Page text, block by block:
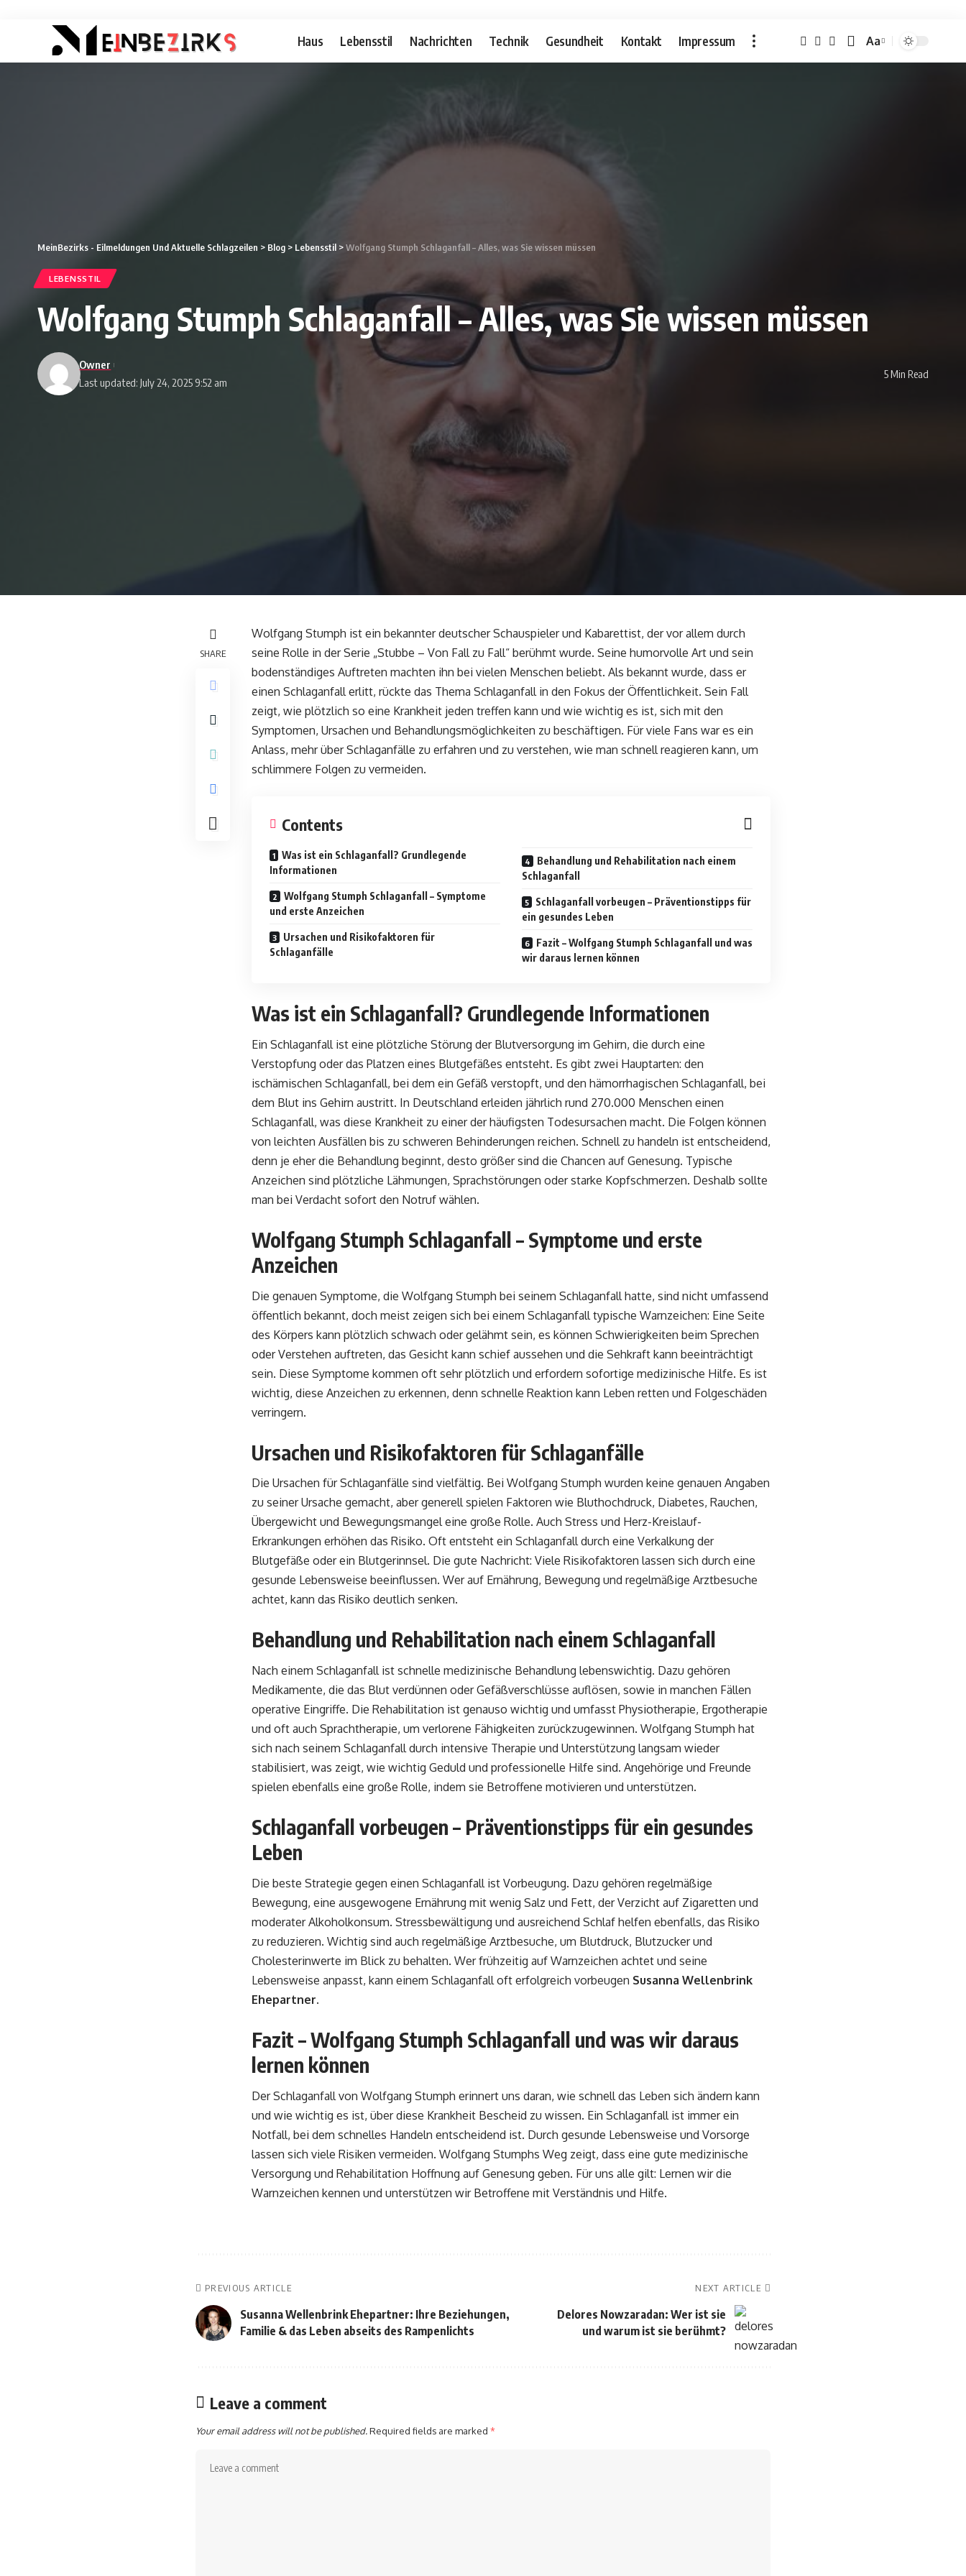
Haus Lebensstil Nachrichten Technik Gesundheit Kontakt Impressum
Font
Aa
MeinBezirks - Eilmeldungen Und Aktuelle Schlagzeilen > Blog > Lebensstil >Wolfgang Stumph Schlaganfall – Alles, was Sie wissen müssen
LEBENSSTIL
Wolfgang Stumph Schlaganfall – Alles, was Sie wissen müssen
Last updated: July 24, 2025 9:52 am
Owner
5 Min Read
SHARE
Wolfgang Stumph ist ein bekannter deutscher Schauspieler und Kabarettist, der vor allem durch
seine Rolle in der Serie „Stubbe – Von Fall zu Fall“ berühmt wurde. Seine humorvolle Art und sein
bodenständiges Auftreten machten ihn bei vielen Menschen beliebt. Als bekannt wurde, dass er
einen Schlaganfall erlitt, rückte das Thema Schlaganfall in den Fokus der Öffentlichkeit. Sein Fall
zeigt, wie plötzlich so eine Krankheit jeden treffen kann und wie wichtig es ist, sich mit den
Symptomen, Ursachen und Behandlungsmöglichkeiten zu beschäftigen. Für viele Fans war es ein
Anlass, mehr über Schlaganfälle zu erfahren und zu verstehen, wie man schnell reagieren kann, um
schlimmere Folgen zu vermeiden.
Contents
Was ist ein Schlaganfall? Grundlegende
Informationen
Wolfgang Stumph Schlaganfall – Symptome
und erste Anzeichen
Ursachen und Risikofaktoren für
Schlaganfälle
Behandlung und Rehabilitation nach einem
Schlaganfall
Schlaganfall vorbeugen – Präventionstipps für
ein gesundes Leben
Fazit – Wolfgang Stumph Schlaganfall und was
wir daraus lernen können
Was ist ein Schlaganfall? Grundlegende Informationen
Ein Schlaganfall ist eine plötzliche Störung der Blutversorgung im Gehirn, die durch eine
Verstopfung oder das Platzen eines Blutgefäßes entsteht. Es gibt zwei Hauptarten: den
ischämischen Schlaganfall, bei dem ein Gefäß verstopft, und den hämorrhagischen Schlaganfall, bei
dem Blut ins Gehirn austritt. In Deutschland erleiden jährlich rund 270.000 Menschen einen
Schlaganfall, was diese Krankheit zu einer der häufigsten Todesursachen macht. Die Folgen können
von leichten Ausfällen bis zu schweren Behinderungen reichen. Schnell zu handeln ist entscheidend,
denn je eher die Behandlung beginnt, desto größer sind die Chancen auf Genesung. Typische
Anzeichen sind plötzliche Lähmungen, Sprachstörungen oder starke Kopfschmerzen. Deshalb sollte
man bei Verdacht sofort den Notruf wählen.
Wolfgang Stumph Schlaganfall – Symptome und erste
Anzeichen
Die genauen Symptome, die Wolfgang Stumph bei seinem Schlaganfall hatte, sind nicht umfassend
öffentlich bekannt, doch meist zeigen sich bei einem Schlaganfall typische Warnzeichen: Eine Seite
des Körpers kann plötzlich schwach oder gelähmt sein, es können Schwierigkeiten beim Sprechen
oder Verstehen auftreten, das Gesicht kann schief aussehen und die Sehkraft kann beeinträchtigt
sein. Diese Symptome kommen oft sehr plötzlich und erfordern sofortige medizinische Hilfe. Es ist
wichtig, diese Anzeichen zu erkennen, denn schnelle Reaktion kann Leben retten und Folgeschäden
verringern.
Ursachen und Risikofaktoren für Schlaganfälle
Die Ursachen für Schlaganfälle sind vielfältig. Bei Wolfgang Stumph wurden keine genauen Angaben
zu seiner Ursache gemacht, aber generell spielen Faktoren wie Bluthochdruck, Diabetes, Rauchen,
Übergewicht und Bewegungsmangel eine große Rolle. Auch Stress und Herz-Kreislauf-
Erkrankungen erhöhen das Risiko. Oft entsteht ein Schlaganfall durch eine Verkalkung der
Blutgefäße oder ein Blutgerinnsel. Die gute Nachricht: Viele Risikofaktoren lassen sich durch eine
gesunde Lebensweise beeinflussen. Wer auf Ernährung, Bewegung und regelmäßige Arztbesuche
achtet, kann das Risiko deutlich senken.
Behandlung und Rehabilitation nach einem Schlaganfall
Nach einem Schlaganfall ist schnelle medizinische Behandlung lebenswichtig. Dazu gehören
Medikamente, die das Blut verdünnen oder Gefäßverschlüsse auflösen, sowie in manchen Fällen
operative Eingriffe. Die Rehabilitation ist genauso wichtig und umfasst Physiotherapie, Ergotherapie
und oft auch Sprachtherapie, um verlorene Fähigkeiten zurückzugewinnen. Wolfgang Stumph hat
sich nach seinem Schlaganfall durch intensive Therapie und Unterstützung langsam wieder
stabilisiert, was zeigt, wie wichtig Geduld und professionelle Hilfe sind. Angehörige und Freunde
spielen ebenfalls eine große Rolle, indem sie Betroffene motivieren und unterstützen.
Schlaganfall vorbeugen – Präventionstipps für ein gesundes
Leben
Die beste Strategie gegen einen Schlaganfall ist Vorbeugung. Dazu gehören regelmäßige
Bewegung, eine ausgewogene Ernährung mit wenig Salz und Fett, der Verzicht auf Zigaretten und
moderater Alkoholkonsum. Stressbewältigung und ausreichend Schlaf helfen ebenfalls, das Risiko
zu reduzieren. Wichtig sind auch regelmäßige Arztbesuche, um Blutdruck, Blutzucker und
Cholesterinwerte im Blick zu behalten. Wer frühzeitig auf Warnzeichen achtet und seine
Lebensweise anpasst, kann einem Schlaganfall oft erfolgreich vorbeugen Susanna Wellenbrink
Ehepartner.
Fazit – Wolfgang Stumph Schlaganfall und was wir daraus
lernen können
Der Schlaganfall von Wolfgang Stumph erinnert uns daran, wie schnell das Leben sich ändern kann
und wie wichtig es ist, über diese Krankheit Bescheid zu wissen. Ein Schlaganfall ist immer ein
Notfall, bei dem schnelles Handeln entscheidend ist. Durch gesunde Lebensweise und Vorsorge
lassen sich viele Risiken vermeiden. Wolfgang Stumphs Weg zeigt, dass eine gute medizinische
Versorgung und Rehabilitation Hoffnung auf Genesung geben. Für uns alle gilt: Lernen wir die
Warnzeichen kennen und unterstützen wir Betroffene mit Verständnis und Hilfe.
PREVIOUS ARTICLE
Susanna Wellenbrink Ehepartner: Ihre Beziehungen,
Familie & das Leben abseits des Rampenlichts
NEXT ARTICLE
Delores Nowzaradan: Wer ist sie
und warum ist sie berühmt?
Leave a comment
Your email address will not be published.Required fields are marked *